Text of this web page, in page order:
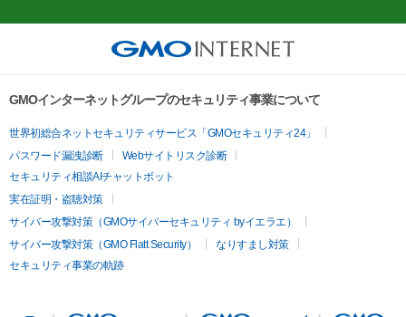
GMOインターネットグループのセキュリティ事業について
世界初総合ネットセキュリティサービス「GMOセキュリティ24」
パスワード漏洩診断
Webサイトリスク診断
セキュリティ相談AIチャットボット
実在証明・盗聴対策
サイバー攻撃対策（GMOサイバーセキュリティ byイエラエ）
サイバー攻撃対策（GMO Flatt Security）
なりすまし対策
セキュリティ事業の軌跡